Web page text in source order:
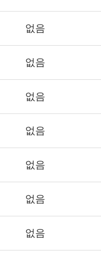
없음
없음
없음
없음
없음
없음
없음